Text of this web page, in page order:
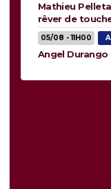
Mathieu
rêver de
05/08 - 11H00
Angel